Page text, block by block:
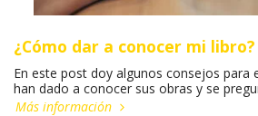
¿Cómo dar a conocer mi
En este post doy algunos consejos para
han dado a conocer sus obras y se
Más información